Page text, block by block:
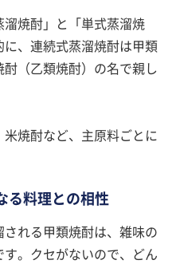
焼酎」と「単式蒸溜焼
、連続式蒸溜焼酎は甲類
（乙類焼酎）の名で親し
焼酎など、主原料ごとに
る料理との相性
れる甲類焼酎は、雑味の
。クセがないので、どん